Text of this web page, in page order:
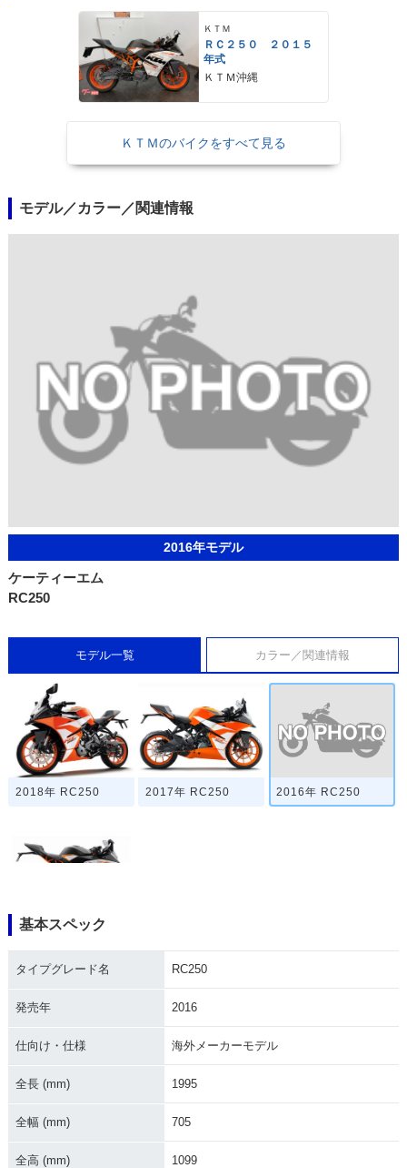
ＫＴＭ
ＲＣ２５０ ２０１５
年式
ＫＴＭ沖縄
ＫＴＭのバイクをすべて見る
モデル／カラー／関連情報
2016年モデル
ケーティーエム
RC250
モデル一覧 カラー／関連情報
2018年 RC250 2017年 RC250 2016年 RC250
2015年 RC250・新
基本スペック
タイプグレード名 RC250
発売年 2016
仕向け・仕様 海外メーカーモデル
全長 (mm) 1995
全幅 (mm) 705
全高 (mm) 1099